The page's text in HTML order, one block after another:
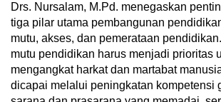
Drs. Nursalam, M.Pd. menegaskan
tiga pilar utama pembangunan
mutu, akses, dan pemerataan
mutu pendidikan harus menjadi prioritas
mengangkat harkat dan martabat
dicapai melalui peningkatan kompetensi